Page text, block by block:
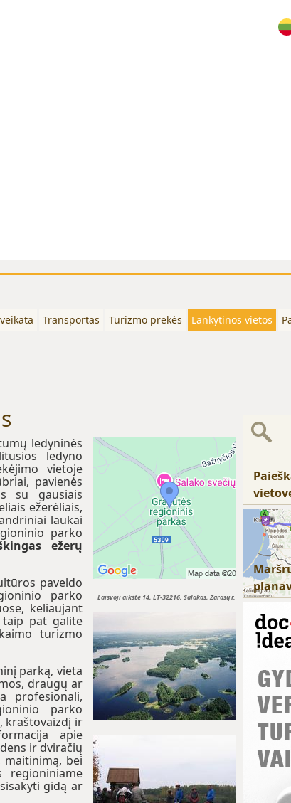
Transportas Turizmo prekės Lankytinos vietos
Laisvoji aikštė 14, LT-32216, Salakas, Zarasų r.
ledyninės
ledyno
vietoje
pavienės
su gausiais
ežerėliais,
laukai
parko
ežerų
paveldo
parko
keliaujant
taip pat galite
turizmo
parką, vieta
draugų ar
profesionali,
parko
kraštovaizdį ir
apie
ir dviračių
maitinimą, bei
regioniniame
gidą ar